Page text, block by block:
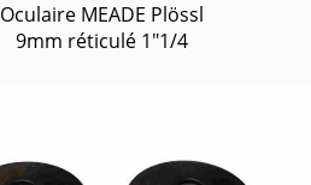
Oculaire MEADE Plössl
9mm réticulé 1"1/4